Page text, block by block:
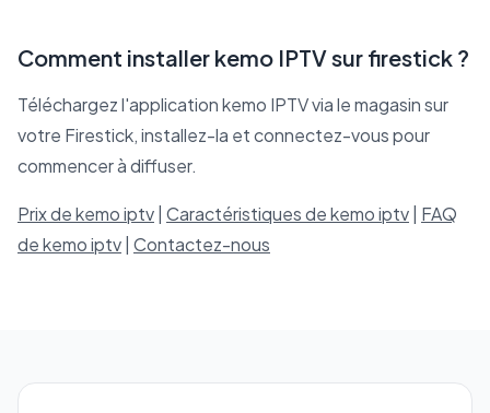
Comment installer kemo IPTV sur firestick ?
Téléchargez l'application kemo IPTV via le magasin sur
votre Firestick, installez-la et connectez-vous pour
commencer à diffuser.
Prix de kemo iptv Caractéristiques de kemo iptv FAQ
de kemo iptv Contactez-nous